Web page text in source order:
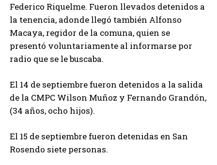
Federico Riquelme. Fueron llevados detenidos a
la tenencia, adonde llegó también Alfonso
Macaya, regidor de la comuna, quien se
presentó voluntariamente al informarse por
radio que se le buscaba.
El 14 de septiembre fueron detenidos a la salida
de la CMPC Wilson Muñoz y Fernando Grandón,
(34 años, ocho hijos).
El 15 de septiembre fueron detenidas en San
Rosendo siete personas.